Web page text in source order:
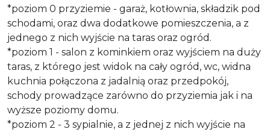
*poziom 0 przyziemie - garaż, kotłownia, składzik pod
schodami, oraz dwa dodatkowe pomieszczenia, a z
jednego z nich wyjście na taras oraz ogród.
*poziom 1 - salon z kominkiem oraz wyjściem na duży
taras, z którego jest widok na cały ogród, wc, widna
kuchnia połączona z jadalnią oraz przedpokój,
schody prowadzące zarówno do przyziemia jak i na
wyższe poziomy domu.
*poziom 2 - 3 sypialnie, a z jednej z nich wyjście na